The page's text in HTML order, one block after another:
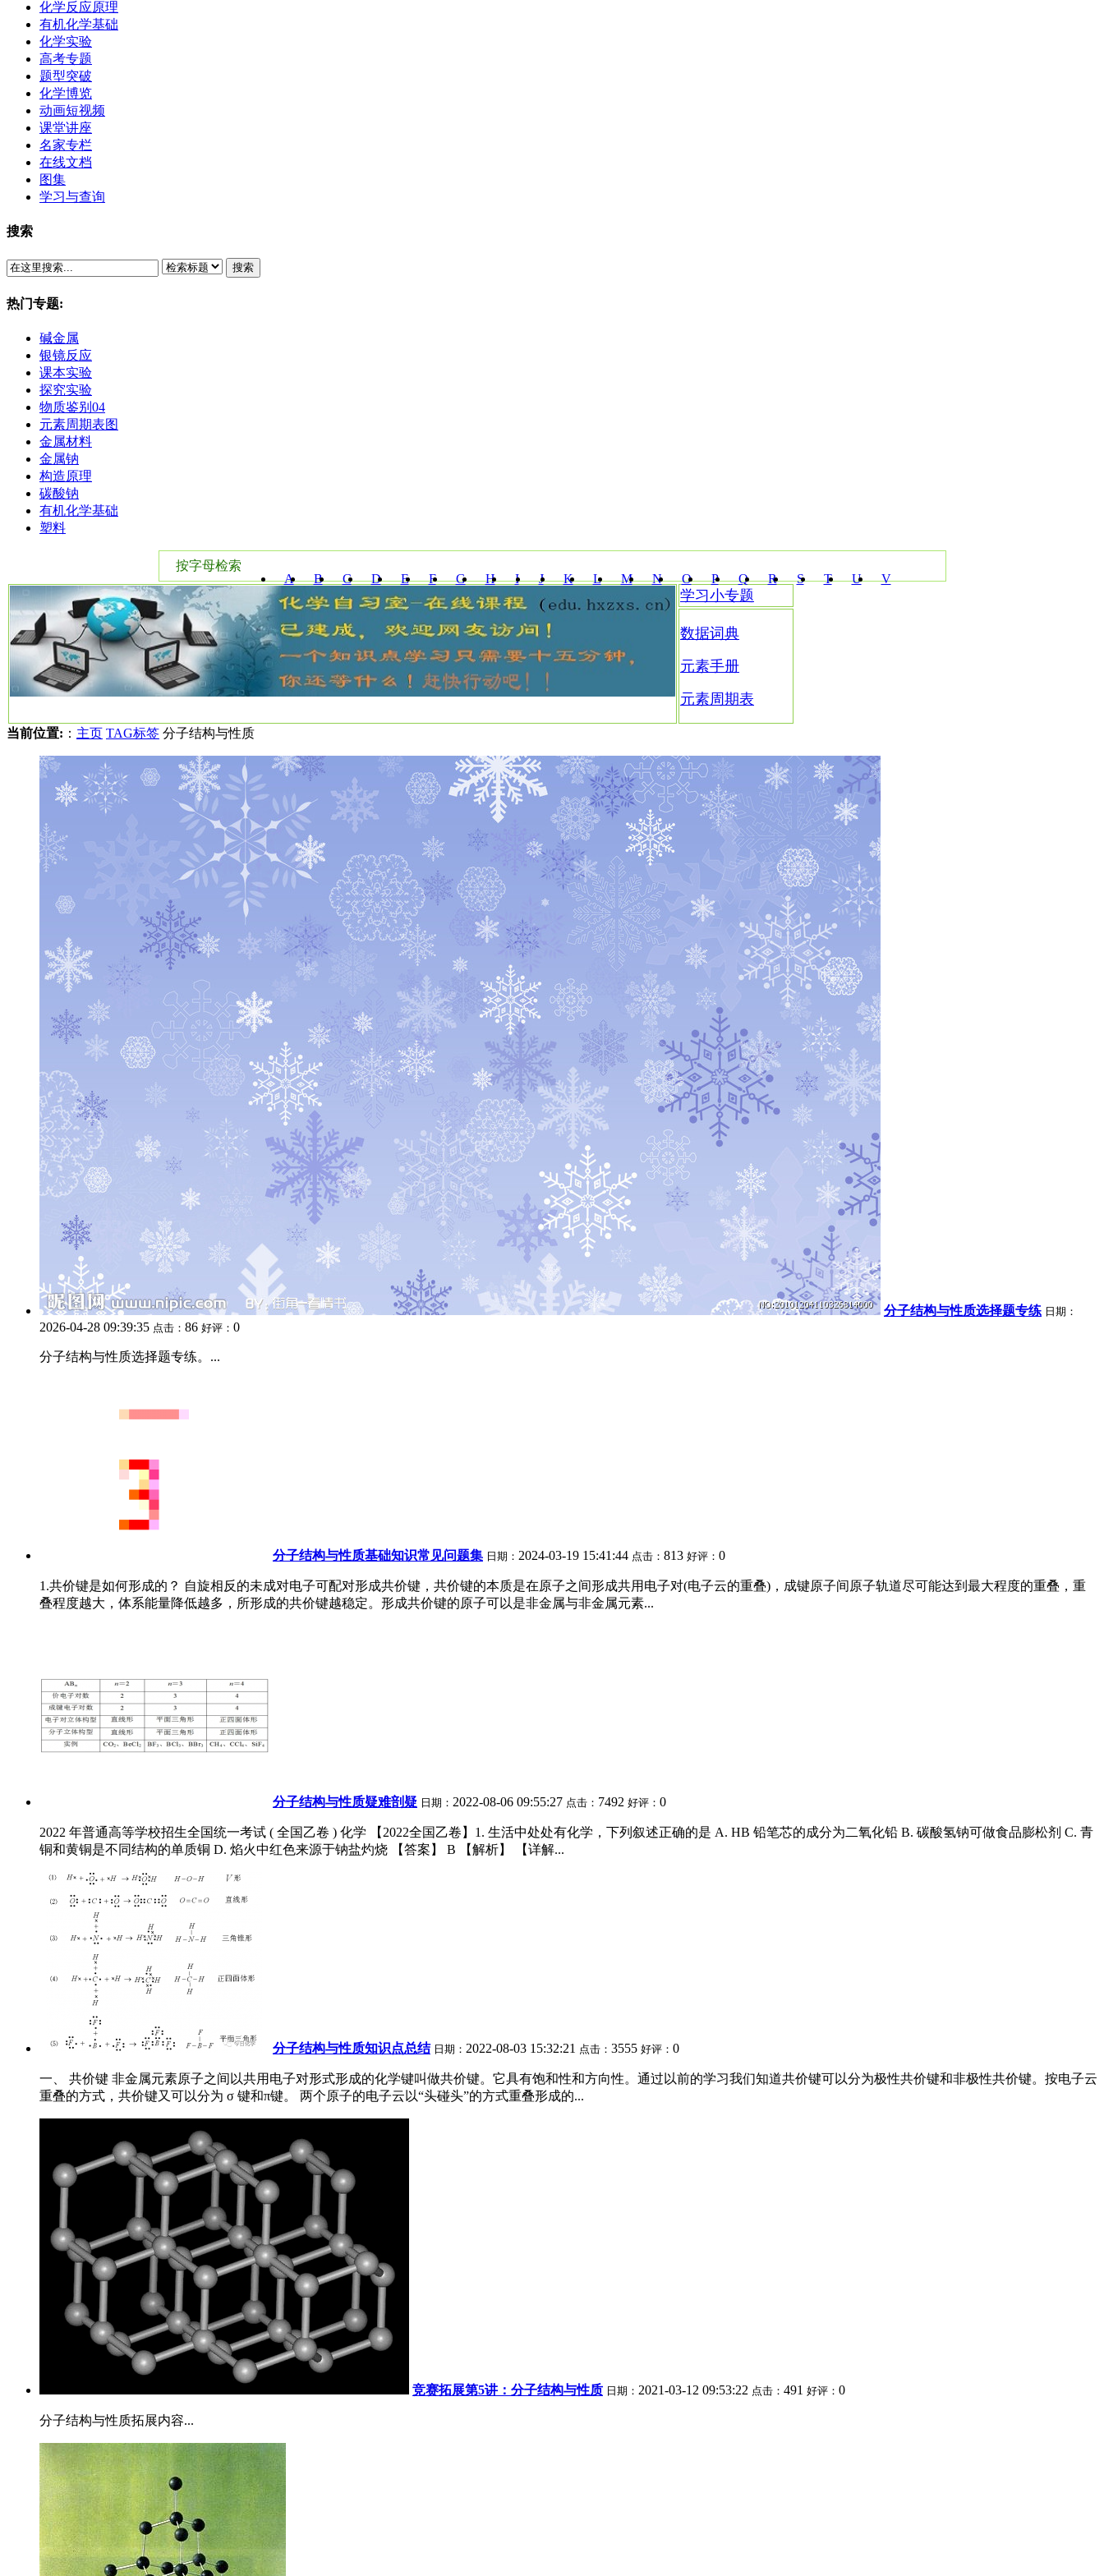
化学反应原理
有机化学基础
化学实验
高考专题
题型突破
化学博览
动画短视频
课堂讲座
名家专栏
在线文档
图集
学习与查询
搜索
搜索
热门专题:
碱金属
银镜反应
课本实验
探究实验
物质鉴别04
元素周期表图
金属材料
金属钠
构造原理
碳酸钠
有机化学基础
塑料
按字母检索
A
B C D E F G H I J K L M N O P Q R S T U V
W X Y Z
学习小专题
数据词典
元素手册
元素周期表
当前位置: ： 主页 TAG标签 分子结构与性质
分子结构与性质选择题专练 日期：
2026-04-28 09:39:35 点击： 86 好评： 0
分子结构与性质选择题专练。...
分子结构与性质基础知识常见问题集 日期： 2024-03-19 15:41:44 点击： 813 好评： 0
1.共价键是如何形成的？ 自旋相反的未成对电子可配对形成共价键，共价键的本质是在原子之间形成共用电子对(电子云的重叠)，成键原子间原子轨道尽可能达到最大程度的重叠，重
叠程度越大，体系能量降低越多，所形成的共价键越稳定。形成共价键的原子可以是非金属与非金属元素...
分子结构与性质疑难剖疑 日期： 2022-08-06 09:55:27 点击： 7492 好评： 0
2022 年普通高等学校招生全国统一考试 ( 全国乙卷 ) 化学 【2022全国乙卷】1. 生活中处处有化学，下列叙述正确的是 A. HB 铅笔芯的成分为二氧化铅 B. 碳酸氢钠可做食品膨松剂 C. 青
铜和黄铜是不同结构的单质铜 D. 焰火中红色来源于钠盐灼烧 【答案】 B 【解析】 【详解...
分子结构与性质知识点总结 日期： 2022-08-03 15:32:21 点击： 3555 好评： 0
一、 共价键 非金属元素原子之间以共用电子对形式形成的化学键叫做共价键。它具有饱和性和方向性。通过以前的学习我们知道共价键可以分为极性共价键和非极性共价键。按电子云
重叠的方式，共价键又可以分为 σ 键和π键。 两个原子的电子云以“头碰头”的方式重叠形成的...
竞赛拓展第5讲：分子结构与性质 日期： 2021-03-12 09:53:22 点击： 491 好评： 0
分子结构与性质拓展内容...